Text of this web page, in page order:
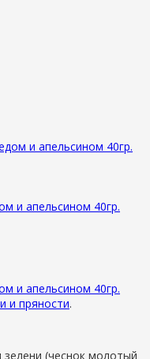
и апельсином 40гр.
и апельсином 40гр.
и пряности.
(чеснок молотый